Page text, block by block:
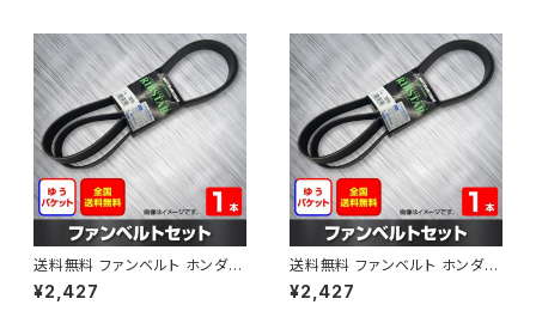
送料無料 ファンベルト ホンダ
ゼスト 型式JE1 H18.03～H24.
11 （国内トップメーカー） 1本 H
¥2,427
送料無料 ファンベルト ホンダ ラ
イフ 型式JB6 H15.09～H20.1
1 （国内トップメーカー） 1本 HA
¥2,427